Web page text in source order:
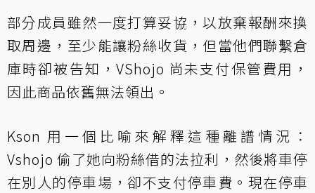
部分成員雖然一度打算妥協，以放棄報酬來換
取周邊，至少能讓粉絲收貨，但當他們聯繫倉
庫時卻被告知，VShojo 尚未支付保管費用，
因此商品依舊無法領出。
Kson 用一個比喻來解釋這種離譜情況：
Vshojo 偷了她向粉絲借的法拉利，然後將車停
在別人的停車場，卻不支付停車費。現在停車